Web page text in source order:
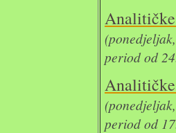
period od
period od